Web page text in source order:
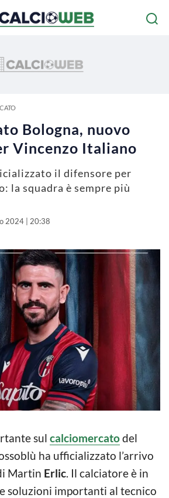
Bologna, nuovo
Vincenzo Italiano
il difensore per
la squadra è sempre più
2024 | 20:38
sul calciomercatodel
ha ufficializzato l’arrivo
Martin Erlic. Il calciatore è in
soluzioni importanti al tecnico